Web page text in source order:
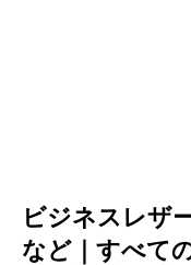
ビジネスレザ
など｜すべて